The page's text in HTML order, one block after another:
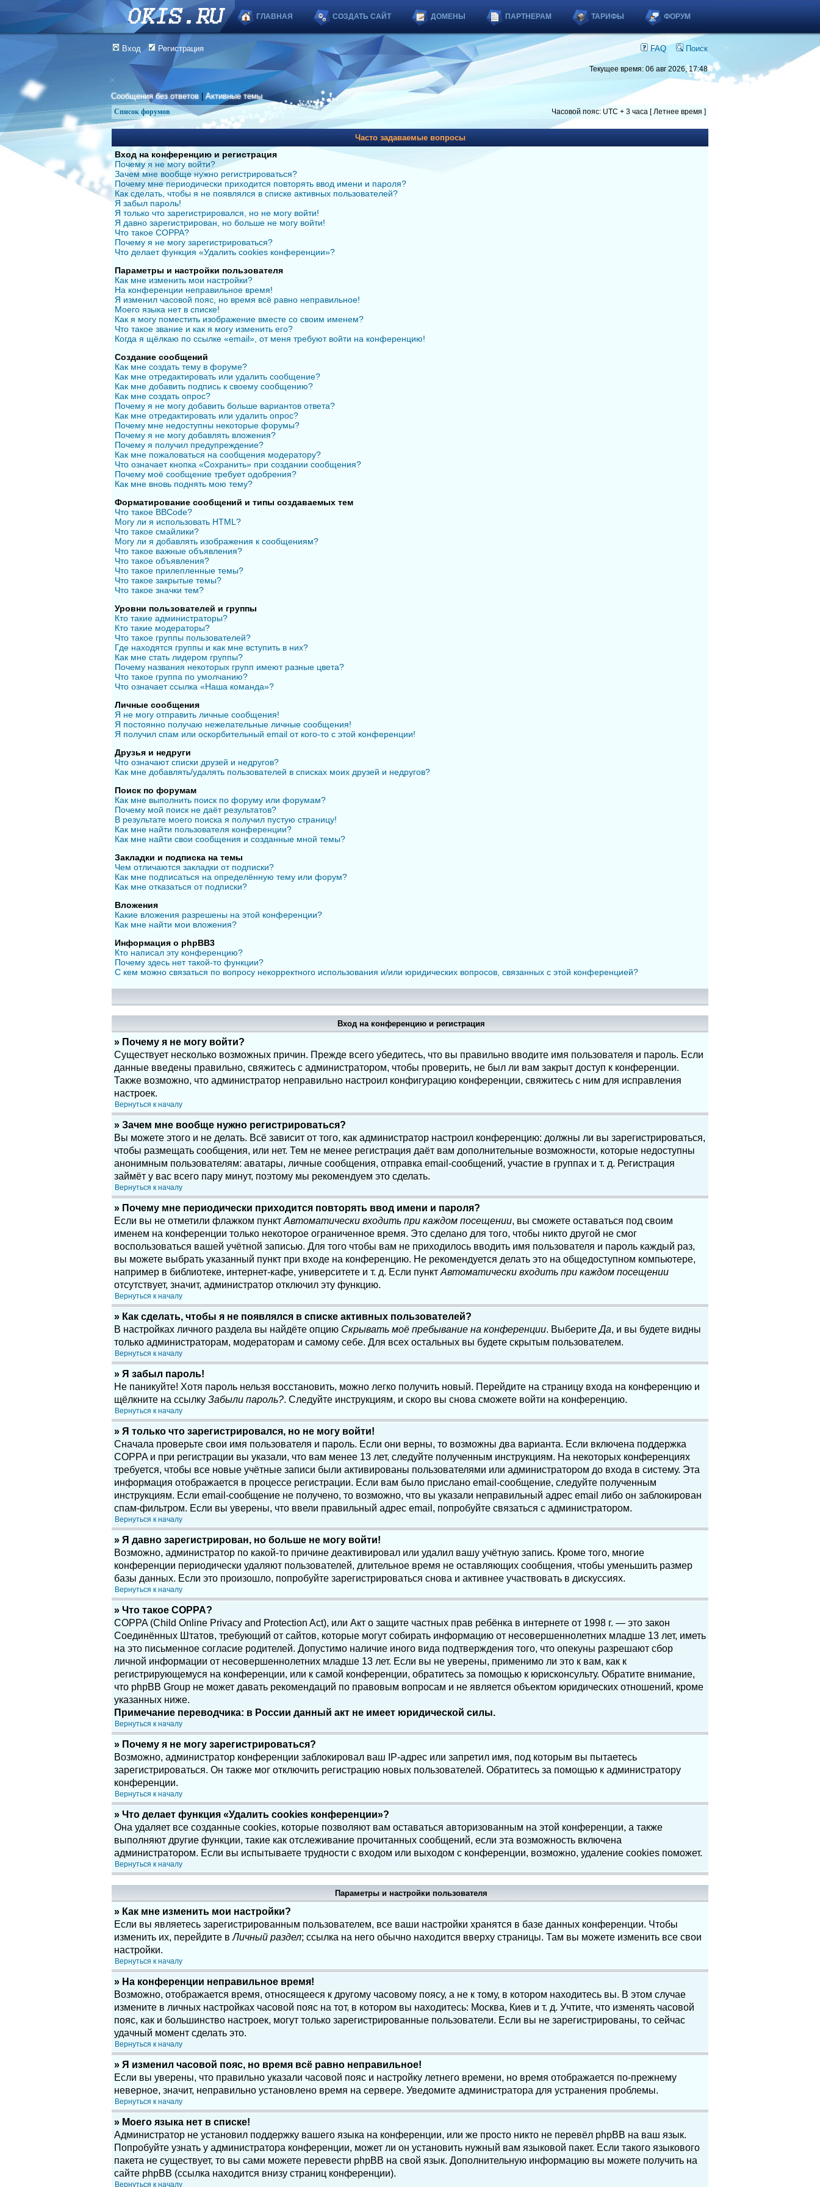
ГЛАВНАЯ СОЗДАТЬ САЙТ ДОМЕНЫ ПАРТНЕРАМ ТАРИФЫ ФОРУМ
Вход Регистрация FAQ Поиск
Текущее время: 06 авг 2026, 17:48
Сообщения без ответов |Активные темы
Список форумов Часовой пояс: UTC + 3 часа [ Летнее время ]
Часто задаваемые вопросы
Вход на конференцию и регистрация
Почему я не могу войти?
Зачем мне вообще нужно регистрироваться?
Почему мне периодически приходится повторять ввод имени и пароля?
Как сделать, чтобы я не появлялся в списке активных пользователей?
Я забыл пароль!
Я только что зарегистрировался, но не могу войти!
Я давно зарегистрирован, но больше не могу войти!
Что такое COPPA?
Почему я не могу зарегистрироваться?
Что делает функция «Удалить cookies конференции»?
Параметры и настройки пользователя
Как мне изменить мои настройки?
На конференции неправильное время!
Я изменил часовой пояс, но время всё равно неправильное!
Моего языка нет в списке!
Как я могу поместить изображение вместе со своим именем?
Что такое звание и как я могу изменить его?
Когда я щёлкаю по ссылке «email», от меня требуют войти на конференцию!
Создание сообщений
Как мне создать тему в форуме?
Как мне отредактировать или удалить сообщение?
Как мне добавить подпись к своему сообщению?
Как мне создать опрос?
Почему я не могу добавить больше вариантов ответа?
Как мне отредактировать или удалить опрос?
Почему мне недоступны некоторые форумы?
Почему я не могу добавлять вложения?
Почему я получил предупреждение?
Как мне пожаловаться на сообщения модератору?
Что означает кнопка «Сохранить» при создании сообщения?
Почему моё сообщение требует одобрения?
Как мне вновь поднять мою тему?
Форматирование сообщений и типы создаваемых тем
Что такое BBCode?
Могу ли я использовать HTML?
Что такое смайлики?
Могу ли я добавлять изображения к сообщениям?
Что такое важные объявления?
Что такое объявления?
Что такое прилепленные темы?
Что такое закрытые темы?
Что такое значки тем?
Уровни пользователей и группы
Кто такие администраторы?
Кто такие модераторы?
Что такое группы пользователей?
Где находятся группы и как мне вступить в них?
Как мне стать лидером группы?
Почему названия некоторых групп имеют разные цвета?
Что такое группа по умолчанию?
Что означает ссылка «Наша команда»?
Личные сообщения
Я не могу отправить личные сообщения!
Я постоянно получаю нежелательные личные сообщения!
Я получил спам или оскорбительный email от кого-то с этой конференции!
Друзья и недруги
Что означают списки друзей и недругов?
Как мне добавлять/удалять пользователей в списках моих друзей и недругов?
Поиск по форумам
Как мне выполнить поиск по форуму или форумам?
Почему мой поиск не даёт результатов?
В результате моего поиска я получил пустую страницу!
Как мне найти пользователя конференции?
Как мне найти свои сообщения и созданные мной темы?
Закладки и подписка на темы
Чем отличаются закладки от подписки?
Как мне подписаться на определённую тему или форум?
Как мне отказаться от подписки?
Вложения
Какие вложения разрешены на этой конференции?
Как мне найти мои вложения?
Информация о phpBB3
Кто написал эту конференцию?
Почему здесь нет такой-то функции?
С кем можно связаться по вопросу некорректного использования и/или юридических вопросов, связанных с этой конференцией?
Вход на конференцию и регистрация
» Почему я не могу войти?
Существует несколько возможных причин. Прежде всего убедитесь, что вы правильно вводите имя пользователя и пароль. Если
данные введены правильно, свяжитесь с администратором, чтобы проверить, не был ли вам закрыт доступ к конференции.
Также возможно, что администратор неправильно настроил конфигурацию конференции, свяжитесь с ним для исправления
настроек.
Вернуться к началу
» Зачем мне вообще нужно регистрироваться?
Вы можете этого и не делать. Всё зависит от того, как администратор настроил конференцию: должны ли вы зарегистрироваться,
чтобы размещать сообщения, или нет. Тем не менее регистрация даёт вам дополнительные возможности, которые недоступны
анонимным пользователям: аватары, личные сообщения, отправка email-сообщений, участие в группах и т. д. Регистрация
займёт у вас всего пару минут, поэтому мы рекомендуем это сделать.
Вернуться к началу
» Почему мне периодически приходится повторять ввод имени и пароля?
Если вы не отметили флажком пункт Автоматически входить при каждом посещении, вы сможете оставаться под своим
именем на конференции только некоторое ограниченное время. Это сделано для того, чтобы никто другой не смог
воспользоваться вашей учётной записью. Для того чтобы вам не приходилось вводить имя пользователя и пароль каждый раз,
вы можете выбрать указанный пункт при входе на конференцию. Не рекомендуется делать это на общедоступном компьютере,
например в библиотеке, интернет-кафе, университете и т. д. Если пункт Автоматически входить при каждом посещении
отсутствует, значит, администратор отключил эту функцию.
Вернуться к началу
» Как сделать, чтобы я не появлялся в списке активных пользователей?
В настройках личного раздела вы найдёте опцию Скрывать моё пребывание на конференции. ВыберитеДа, и вы будете видны
только администраторам, модераторам и самому себе. Для всех остальных вы будете скрытым пользователем.
Вернуться к началу
» Я забыл пароль!
Не паникуйте! Хотя пароль нельзя восстановить, можно легко получить новый. Перейдите на страницу входа на конференцию и
щёлкните на ссылку Забыли пароль?. Следуйте инструкциям, и скоро вы снова сможете войти на конференцию.
Вернуться к началу
» Я только что зарегистрировался, но не могу войти!
Сначала проверьте свои имя пользователя и пароль. Если они верны, то возможны два варианта. Если включена поддержка
COPPA и при регистрации вы указали, что вам менее 13 лет, следуйте полученным инструкциям. На некоторых конференциях
требуется, чтобы все новые учётные записи были активированы пользователями или администратором до входа в систему. Эта
информация отображается в процессе регистрации. Если вам было прислано email-сообщение, следуйте полученным
инструкциям. Если email-сообщение не получено, то возможно, что вы указали неправильный адрес email либо он заблокирован
спам-фильтром. Если вы уверены, что ввели правильный адрес email, попробуйте связаться с администратором.
Вернуться к началу
» Я давно зарегистрирован, но больше не могу войти!
Возможно, администратор по какой-то причине деактивировал или удалил вашу учётную запись. Кроме того, многие
конференции периодически удаляют пользователей, длительное время не оставляющих сообщения, чтобы уменьшить размер
базы данных. Если это произошло, попробуйте зарегистрироваться снова и активнее участвовать в дискуссиях.
Вернуться к началу
» Что такое COPPA?
COPPA (Child Online Privacy and Protection Act), или Акт о защите частных прав ребёнка в интернете от 1998 г. — это закон
Соединённых Штатов, требующий от сайтов, которые могут собирать информацию от несовершеннолетних младше 13 лет, иметь
на это письменное согласие родителей. Допустимо наличие иного вида подтверждения того, что опекуны разрешают сбор
личной информации от несовершеннолетних младше 13 лет. Если вы не уверены, применимо ли это к вам, как к
регистрирующемуся на конференции, или к самой конференции, обратитесь за помощью к юрисконсульту. Обратите внимание,
что phpBB Group не может давать рекомендаций по правовым вопросам и не является объектом юридических отношений, кроме
указанных ниже.
Примечание переводчика: в России данный акт не имеет юридической силы.
Вернуться к началу
» Почему я не могу зарегистрироваться?
Возможно, администратор конференции заблокировал ваш IP-адрес или запретил имя, под которым вы пытаетесь
зарегистрироваться. Он также мог отключить регистрацию новых пользователей. Обратитесь за помощью к администратору
конференции.
Вернуться к началу
» Что делает функция «Удалить cookies конференции»?
Она удаляет все созданные cookies, которые позволяют вам оставаться авторизованным на этой конференции, а также
выполняют другие функции, такие как отслеживание прочитанных сообщений, если эта возможность включена
администратором. Если вы испытываете трудности с входом или выходом с конференции, возможно, удаление cookies поможет.
Вернуться к началу
Параметры и настройки пользователя
» Как мне изменить мои настройки?
Если вы являетесь зарегистрированным пользователем, все ваши настройки хранятся в базе данных конференции. Чтобы
изменить их, перейдите вЛичный раздел; ссылка на него обычно находится вверху страницы. Там вы можете изменить все свои
настройки.
Вернуться к началу
» На конференции неправильное время!
Возможно, отображается время, относящееся к другому часовому поясу, а не к тому, в котором находитесь вы. В этом случае
измените в личных настройках часовой пояс на тот, в котором вы находитесь: Москва, Киев и т. д. Учтите, что изменять часовой
пояс, как и большинство настроек, могут только зарегистрированные пользователи. Если вы не зарегистрированы, то сейчас
удачный момент сделать это.
Вернуться к началу
» Я изменил часовой пояс, но время всё равно неправильное!
Если вы уверены, что правильно указали часовой пояс и настройку летнего времени, но время отображается по-прежнему
неверное, значит, неправильно установлено время на сервере. Уведомите администратора для устранения проблемы.
Вернуться к началу
» Моего языка нет в списке!
Администратор не установил поддержку вашего языка на конференции, или же просто никто не перевёл phpBB на ваш язык.
Попробуйте узнать у администратора конференции, может ли он установить нужный вам языковой пакет. Если такого языкового
пакета не существует, то вы сами можете перевести phpBB на свой язык. Дополнительную информацию вы можете получить на
сайте phpBB (ссылка находится внизу страниц конференции).
Вернуться к началу